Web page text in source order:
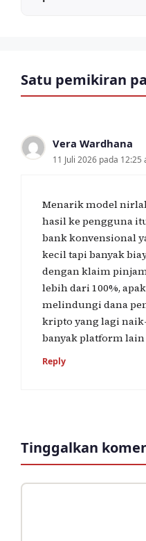
Satu pemikiran
Vera Wardhana
11 Juli 2026 pada 12:25
Menarik model
hasil ke pengguna
bank konvensional
kecil tapi banyak
dengan klaim
lebih dari 100%,
melindungi dana
kripto yang lagi
banyak platform
Reply
Tinggalkan
Komentar
Nama
Surel
Situs